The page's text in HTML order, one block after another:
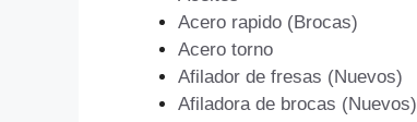
Acero rapido (Brocas)
Acero torno
Afilador de fresas (Nuevos)
Afiladora de brocas (Nuevos)